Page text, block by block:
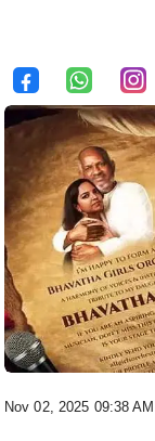
Nov 02, 2025 09:38 AM